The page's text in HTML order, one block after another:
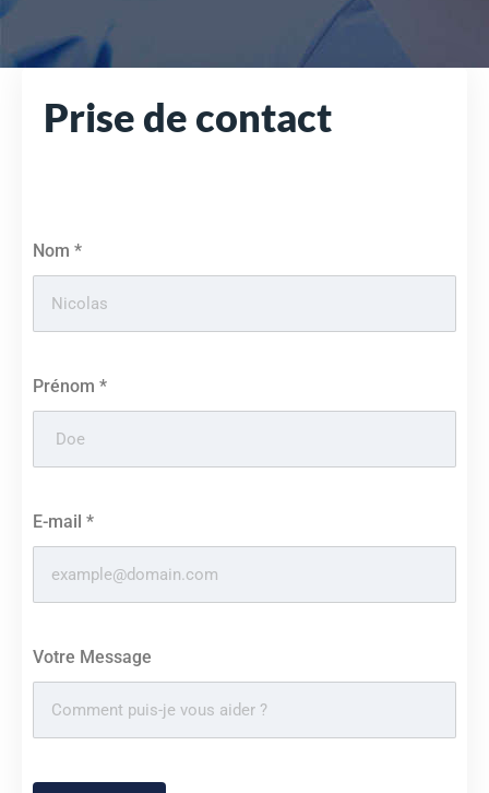
Prise de contact
Nom *
Prénom *
E-mail *
Votre Message